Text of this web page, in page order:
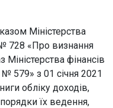
Міністерства
728 «Про визнання
фінансів
579» з 01 січня 2021
обліку доходів,
їх ведення,